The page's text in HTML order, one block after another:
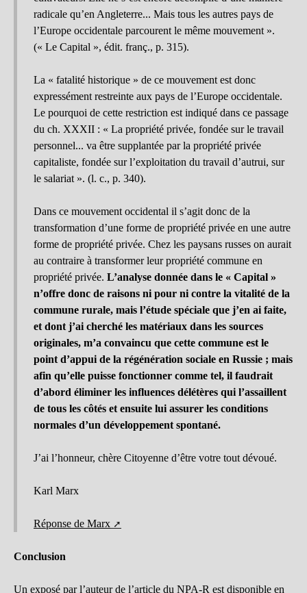
radicale qu’en Angleterre... Mais tous les autres pays de
l’Europe occidentale parcourent le même mouvement ».
(« Le Capital », édit. franç., p. 315).
La « fatalité historique » de ce mouvement est donc
expressément restreinte aux pays de l’Europe occidentale.
Le pourquoi de cette restriction est indiqué dans ce passage
du ch. XXXII : « La propriété privée, fondée sur le travail
personnel... va être supplantée par la propriété privée
capitaliste, fondée sur l’exploitation du travail d’autrui, sur
le salariat ». (l. c., p. 340).
Dans ce mouvement occidental il s’agit donc de la
transformation d’une forme de propriété privée en une autre
forme de propriété privée. Chez les paysans russes on aurait
au contraire à transformer leur propriété commune en
propriété privée. L’analyse donnée dans le « Capital »
n’offre donc de raisons ni pour ni contre la vitalité de la
commune rurale, mais l’étude spéciale que j’en ai faite,
et dont j’ai cherché les matériaux dans les sources
originales, m’a convaincu que cette commune est le
point d’appui de la régénération sociale en Russie ; mais
afin qu’elle puisse fonctionner comme tel, il faudrait
d’abord éliminer les influences délétères qui l’assaillent
de tous les côtés et ensuite lui assurer les conditions
normales d’un développement spontané.
J’ai l’honneur, chère Citoyenne d’être votre tout dévoué.
Karl Marx
Réponse de Marx
Conclusion
Un exposé par l’auteur de l’article du NPA-R est disponible en